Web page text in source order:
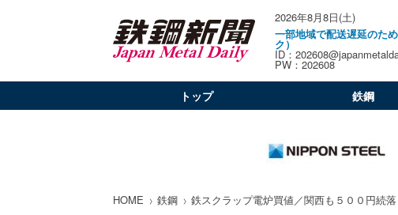
2026年8月8日(土)
一部地域で配送遅延のた
ク）
ID：
PW：202608
トップ 鉄鋼
HOME 鉄鋼 鉄スクラップ電炉買値／関西も５００円続落